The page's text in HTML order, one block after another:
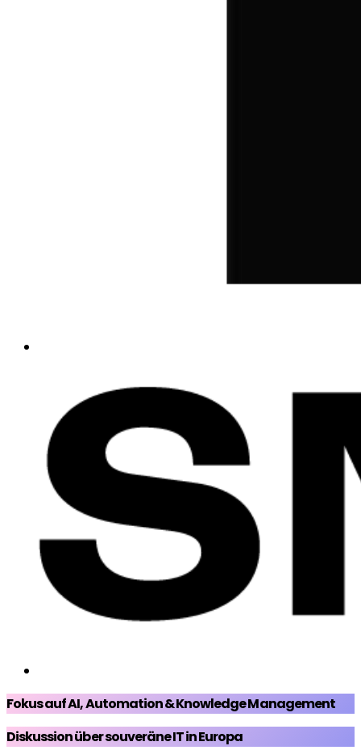
Fokus auf AI, Automation & Knowledge Management
Diskussion über souveräne IT in Europa